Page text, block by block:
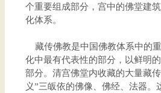
个重要组成部分，宫中的佛堂建
化体系。
藏传佛教是中国佛教体系中的
化中最有代表性的部分，以鲜明
部分。清宫佛堂内收藏的大量藏
义”三皈依的佛像、佛经、法器